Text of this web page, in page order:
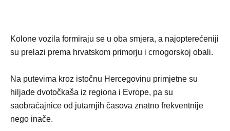
Kolone vozila formiraju se u oba smjera, a najopterećeniji
su prelazi prema hrvatskom primorju i crnogorskoj obali.
Na putevima kroz istočnu Hercegovinu primjetne su
hiljade dvotočkaša iz regiona i Evrope, pa su
saobraćajnice od jutarnjih časova znatno frekventnije
nego inače.